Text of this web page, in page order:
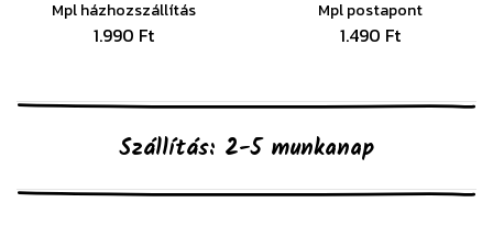
Mpl házhozszállítás
1.990 Ft
Mpl postapont
1.490 Ft
Szállítás: 2-5 munkanap